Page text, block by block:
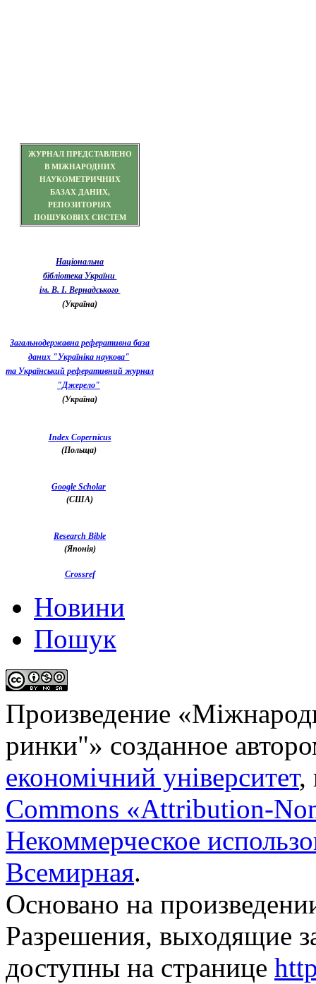
ЖУРНАЛ ПРЕДСТАВЛЕНО
В МІЖНАРОДНИХ
НАУКОМЕТРИЧНИХ
БАЗАХ ДАНИХ,
РЕПОЗИТОРІЯХ
ПОШУКОВИХ СИСТЕМ
Національна
бібліотека України
ім. В. І. Вернадського
(Україна)
Загальнодержавна реферативна база
даних "Україніка наукова"
та Український реферативний журнал
"Джерело"
(Україна)
Index Copernicus
(Польща)
Google Scholar
(США)
Research Bible
(Японія)
Crossref
Новини
Пошук
Произведение «
ринки"» созданное
економічний університет,
Commons «Attribution-
Некоммерческое
Всемирная.
Основано на
Разрешения, выходящие
доступны на странице